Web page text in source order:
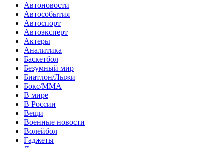
Автоновости
Автособытия
Автоспорт
Автоэксперт
Актеры
Аналитика
Баскетбол
Безумный мир
Биатлон/Лыжи
Бокс/MMA
В мире
В России
Вещи
Военные новости
Волейбол
Гаджеты